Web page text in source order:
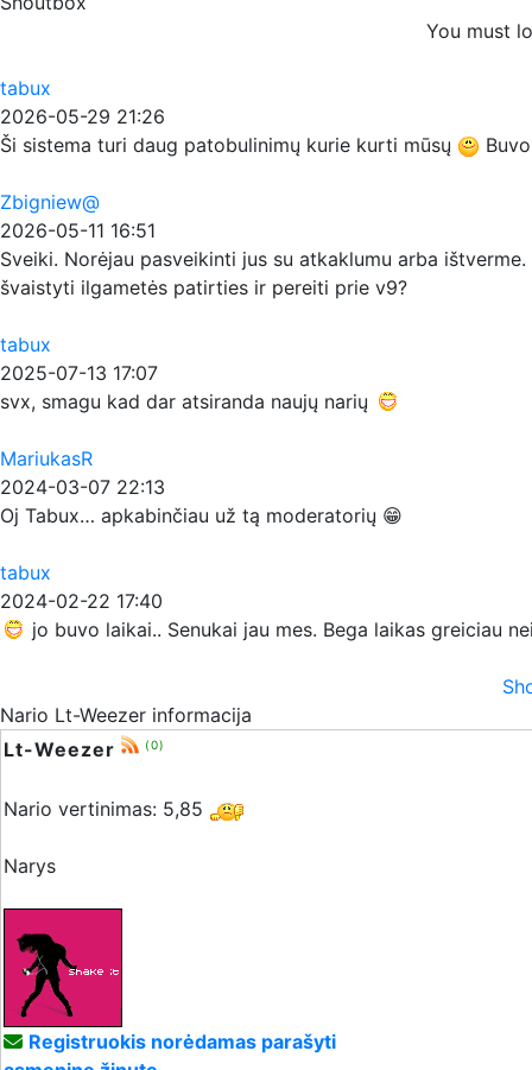
You must
tabux
2026-05-29 21:26
Ši sistema turi daug patobulinimų kurie kurti mūsų
Zbigniew@
2026-05-11 16:51
Sveiki. Norėjau pasveikinti jus su atkaklumu arba
švaistyti ilgametės patirties ir pereiti prie v9?
tabux
2025-07-13 17:07
svx, smagu kad dar atsiranda naujų narių
MariukasR
2024-03-07 22:13
Oj Tabux… apkabinčiau už tą moderatorių 😁
tabux
2024-02-22 17:40
jo buvo laikai.. Senukai jau mes. Bega laikas greiciau
Nario Lt-Weezer informacija
Lt-Weezer
(0)
Nario vertinimas: 5,85
Narys
Registruokis norėdamas parašyti